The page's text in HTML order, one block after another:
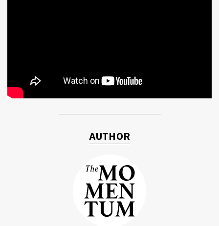
AUTHOR
ค้นหา
SHARE TWEET LINE EMAIL